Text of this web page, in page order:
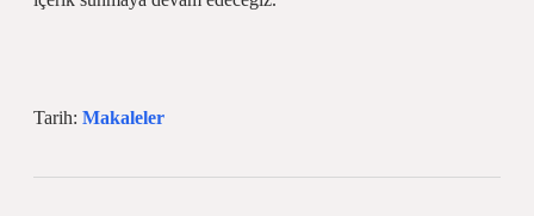
Tarih: Makaleler